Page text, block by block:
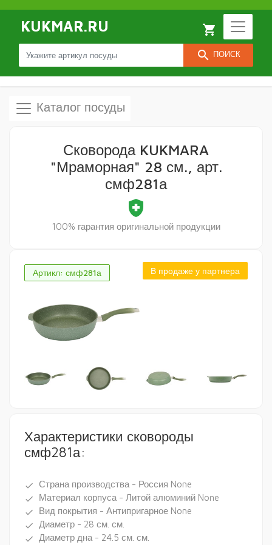
KUKMAR.RU
search ПОИСК
local_grocery_store
Каталог посуды
Артикл: смф281а В продаже у партнера
Сковорода KUKMARA
"Мраморная" 28 см., арт.
смф281а
health_and_safety
100% гарантия оригинальной продукции
Характеристики сковороды
смф281а:
done Страна производства - Россия None
done Материал корпуса - Литой алюминий None
done Вид покрытия - Антипригарное None
done Диаметр - 28 см. см.
done Диаметр дна - 24.5 см. см.